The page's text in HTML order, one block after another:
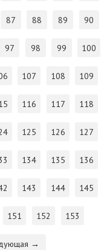
87 88 89 90
97 98 99 100
107 108 109
116 117 118
125 126 127
134 135 136
143 144 145
151 152 153
→